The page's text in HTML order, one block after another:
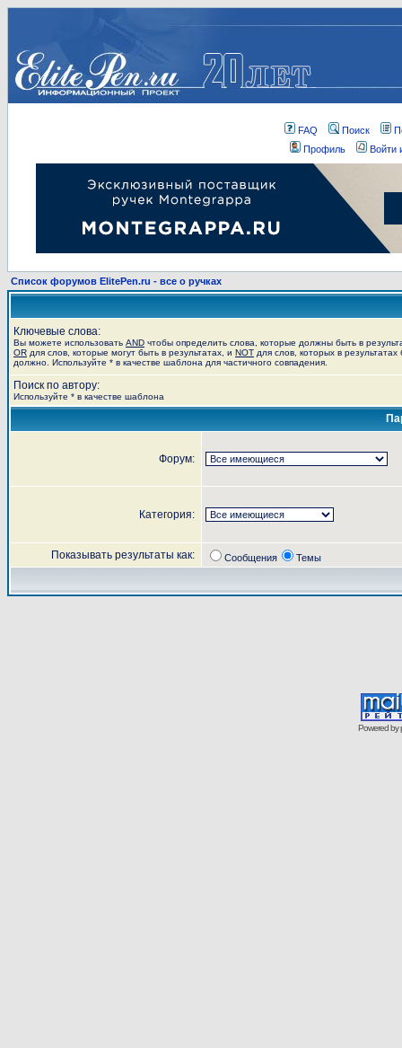
FAQ Поиск
Профиль
Войти
Список форумов ElitePen.ru - все о ручках
Ключевые слова:
Вы можете использовать AND чтобы определить слова, которые должны быть в
OR для слов, которые могут быть в результатах, и NOT для слов, которых в результатах
должно. Используйте * в качестве шаблона для частичного совпадения.
Поиск по автору:
Используйте * в качестве шаблона
Форум:
Категория:
Показывать результаты как: Сообщения Темы
Powered by